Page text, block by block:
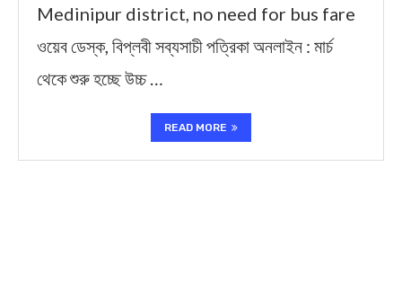
Medinipur district, no need for bus fare
ওয়েব ডেস্ক, বিপ্লবী সব্যসাচী পত্রিকা অনলাইন : মার্চ
থেকে শুরু হচ্ছে উচ্চ …
READ MORE